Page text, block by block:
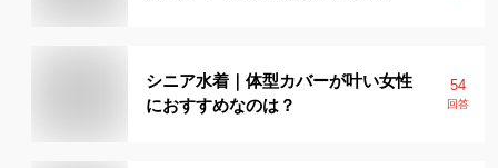
シニア水着｜体型カバーが叶い女性
におすすめなのは？
54
回答